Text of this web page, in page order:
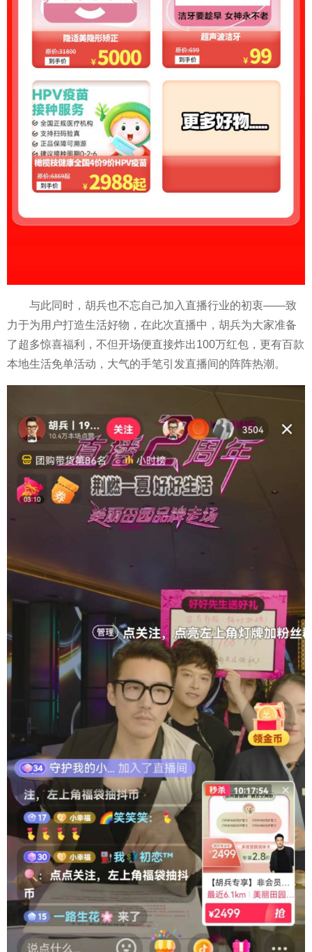
与此同时，胡兵也不忘自己加入直播行业的初衷——致
力于为用户打造生活好物，在此次直播中，胡兵为大家准备
了超多惊喜福利，不但开场便直接炸出100万红包，更有百款
本地生活免单活动，大气的手笔引发直播间的阵阵热潮。